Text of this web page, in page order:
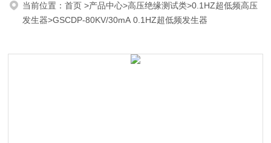
当前位置：首页>产品中心>高压绝缘测试类>0.1HZ超低频高压
发生器>GSCDP-80KV/30mA 0.1HZ超低频发生器